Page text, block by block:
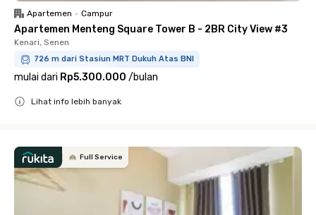
Apartemen • Campur
Apartemen Menteng Square Tower B - 2BR City View #3
Kenari, Senen
726 m dari Stasiun MRT Dukuh Atas BNI
mulai dari Rp5.300.000 /bulan
Lihat info lebih banyak
Full Service